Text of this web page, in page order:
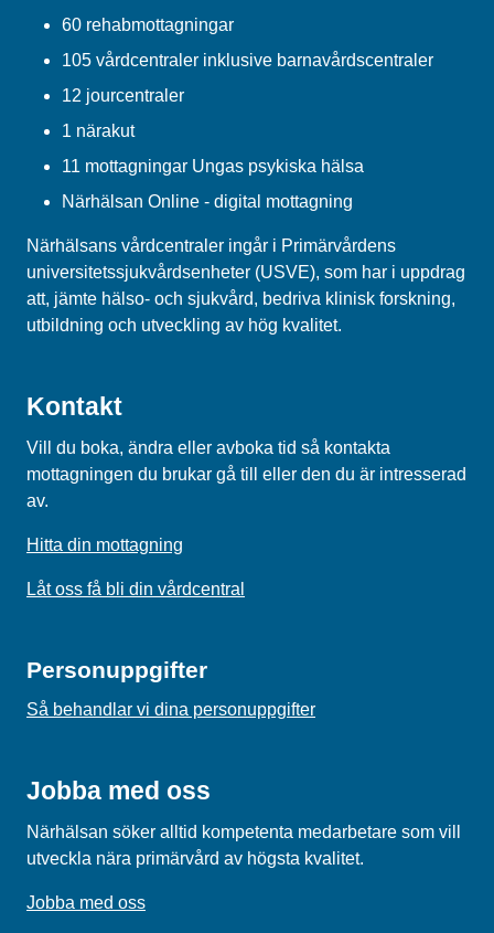
60 rehabmottagningar
105 vårdcentraler inklusive barnavårdscentraler
12 jourcentraler
1 närakut
11 mottagningar Ungas psykiska hälsa
Närhälsan Online - digital mottagning
Närhälsans vårdcentraler ingår i Primärvårdens
universitetssjukvårdsenheter (USVE), som har i uppdrag
att, jämte hälso- och sjukvård, bedriva klinisk forskning,
utbildning och utveckling av hög kvalitet.
Kontakt
Vill du boka, ändra eller avboka tid så kontakta
mottagningen du brukar gå till eller den du är intresserad
av.
Hitta din mottagning
Låt oss få bli din vårdcentral
Personuppgifter
Så behandlar vi dina personuppgifter
Jobba med oss
Närhälsan söker alltid kompetenta medarbetare som vill
utveckla nära primärvård av högsta kvalitet.
Jobba med oss